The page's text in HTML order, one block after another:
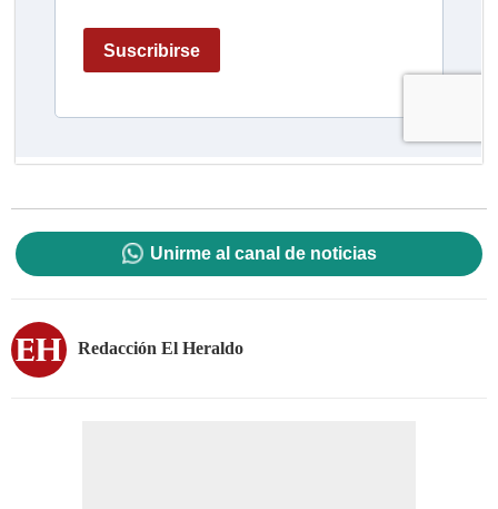
Unirme al canal de noticias
Redacción El Heraldo